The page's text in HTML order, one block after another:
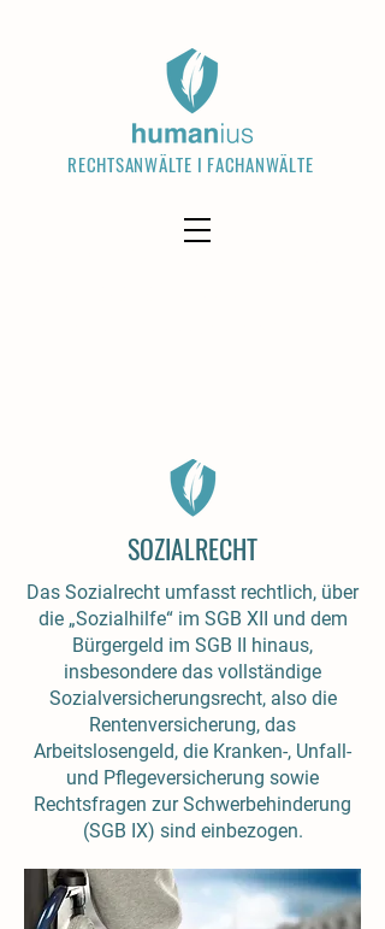
RECHTSANWÄLTE I FACHANWÄLTE
SOZIALRECHT
Das Sozialrecht umfasst rechtlich, über
die „Sozialhilfe“ im SGB XII und dem
Bürgergeld im SGB II hinaus,
insbesondere das vollständige
Sozialversicherungsrecht, also die
Rentenversicherung, das
Arbeitslosengeld, die Kranken-, Unfall-
und Pflegeversicherung sowie
Rechtsfragen zur Schwerbehinderung
(SGB IX) sind einbezogen.